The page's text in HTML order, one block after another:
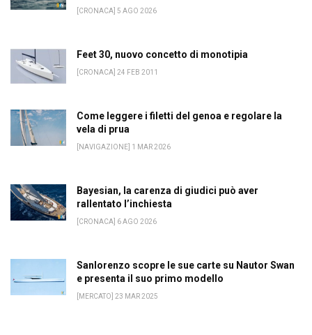
[CRONACA] 5 AGO 2026
Feet 30, nuovo concetto di monotipia
[CRONACA] 24 FEB 2011
Come leggere i filetti del genoa e regolare la
vela di prua
[NAVIGAZIONE] 1 MAR 2026
Bayesian, la carenza di giudici può aver
rallentato l’inchiesta
[CRONACA] 6 AGO 2026
Sanlorenzo scopre le sue carte su Nautor Swan
e presenta il suo primo modello
[MERCATO] 23 MAR 2025